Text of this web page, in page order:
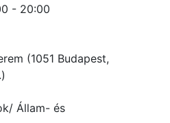
- 20:00
(1051 Budapest,
Állam- és